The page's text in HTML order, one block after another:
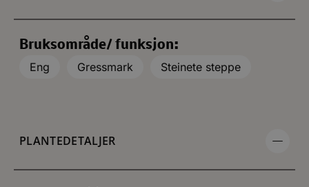
Bruksområde/ funksjon:
Eng
Gressmark Steinete steppe
PLANTEDETALJER